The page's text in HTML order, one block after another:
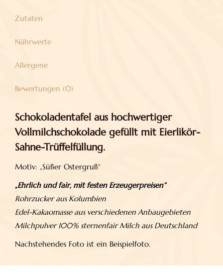
Zutaten
Nährwerte
Allergene
Bewertungen (0)
Schokoladentafel aus hochwertiger
Vollmilchschokolade gefüllt mit Eierlikör-
Sahne-Trüffelfüllung.
Motiv: „Süßer Ostergruß“
„Ehrlich und fair, mit festen Erzeugerpreisen“
Rohrzucker aus Kolumbien
Edel-Kakaomasse aus verschiedenen Anbaugebieten
Milchpulver 100% sternenfair Milch aus Deutschland
Nachstehendes Foto ist ein Beispielfoto.